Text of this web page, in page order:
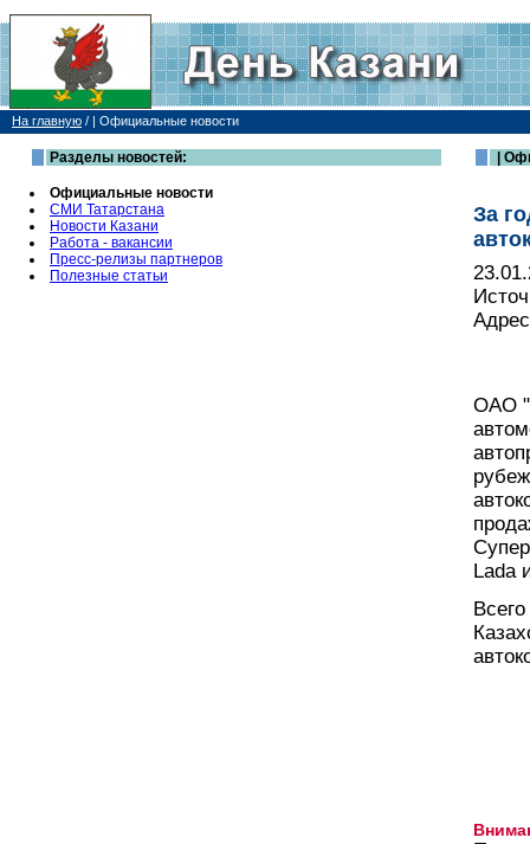
На главную / | Официальные новости
Разделы новостей:
Официальные новости
СМИ Татарстана
Новости Казани
Работа - вакансии
Пресс-релизы партнеров
Полезные статьи
|
За
ОАО
Lada